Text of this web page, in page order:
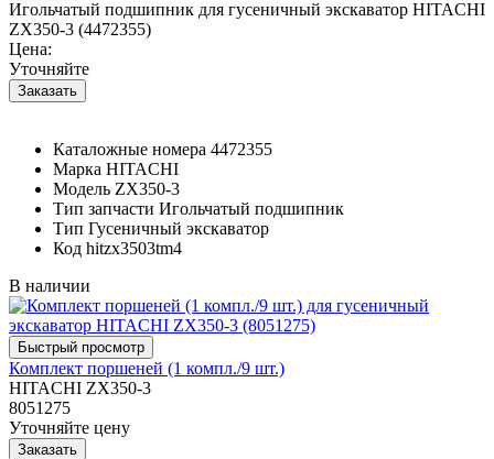
Игольчатый подшипник для гусеничный экскаватор HITACHI
ZX350-3 (4472355)
Цена:
Уточняйте
Каталожные номера 4472355
Марка HITACHI
Модель ZX350-3
Тип запчасти Игольчатый подшипник
Тип Гусеничный экскаватор
Код hitzx3503tm4
В наличии
Комплект поршеней (1 компл./9 шт.)
HITACHI ZX350-3
8051275
Уточняйте цену